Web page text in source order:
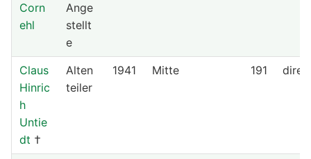
Corn
ehl
Ange
stellt
e
Claus
Hinric
h
Untie
dt †
Alten
teiler
1941 Mitte 191